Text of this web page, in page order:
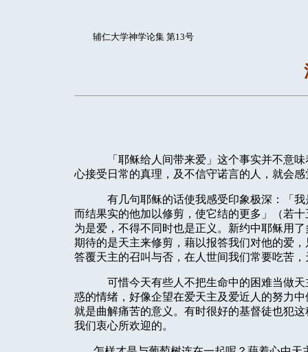
辅仁大学神学论集 第13号
「耶稣给人间带来爱」这个事实并不意
心接受日常的真理，及不信守诺言的人，就会
有几句耶稣的话使我感受印象极深：「
而结果实的他加以修剪，使它结的更多」（若十
为是爱，不得不同时也是正义。新约中耶稣用
期待的是天主来修剪，藉以报答我们对他的爱
答覆天主的召叫与否，在人世间我们常要吃苦
可惜今天有些人不把生命中的困难当做
惑的情绪，好像企望在爱天主及爱近人的努力
就是曲解痛苦的意义。有时很好的基督徒也犯
我们衷心所欢迎的。